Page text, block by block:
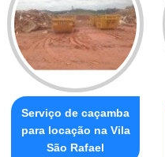
Serviço de caçamba
para locação na Vila
São Rafael